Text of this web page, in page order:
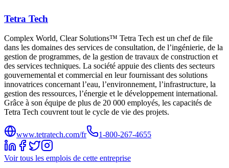
Tetra Tech
Complex World, Clear Solutions™ Tetra Tech est un chef de file
dans les domaines des services de consultation, de l’ingénierie, de la
gestion de programmes, de la gestion de travaux de construction et
des services techniques. La société appuie des clients des secteurs
gouvernemental et commercial en leur fournissant des solutions
innovatrices concernant l’eau, l’environnement, l’infrastructure, la
gestion des ressources, l’énergie et le développement international.
Grâce à son équipe de plus de 20 000 employés, les capacités de
Tetra Tech couvrent tout le cycle de vie des projets.
www.tetratech.com/fr 1-800-267-4655
Voir tous les emplois de cette entreprise